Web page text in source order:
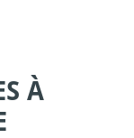
À